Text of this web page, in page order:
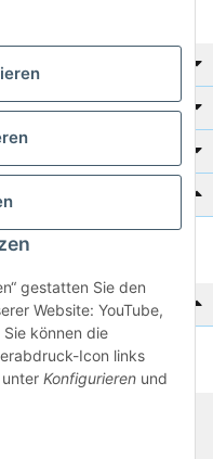
gestatten Sie den
Website: YouTube,
Sie können die
Icon links
Konfigurieren und